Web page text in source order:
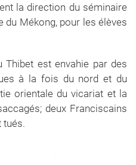
la direction du séminaire
du Mékong, pour les élèves
Thibet est envahie par des
à la fois du nord et du
orientale du vicariat et la
deux Franciscains
tués.